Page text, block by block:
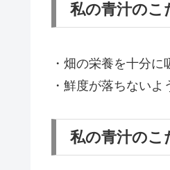
私の青汁の
・畑の栄養を十分
・鮮度が落ちない
私の青汁の